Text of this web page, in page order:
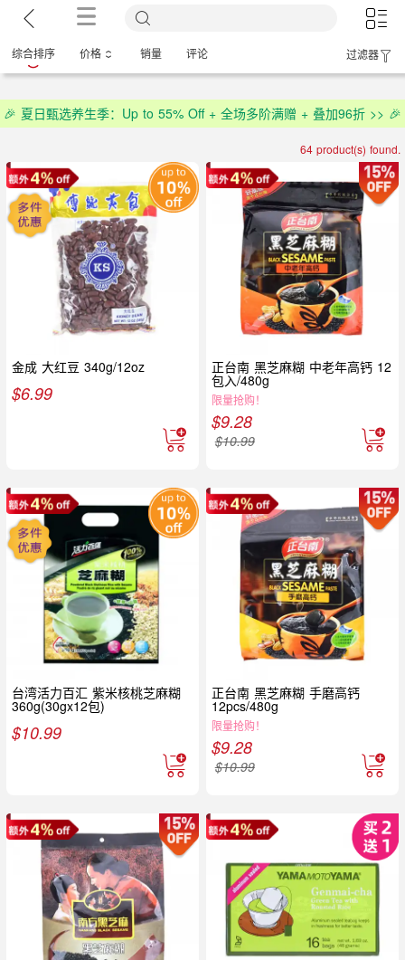
综合排序 价格 销量 评论 过滤器
🎉 夏日甄选养生季：Up to 55% Off + 全场多阶满赠 + 叠加96折 >> 🎉
64 product(s) found.
金成 大红豆 340g/12oz
$6.99
正台南 黑芝麻糊 中老年高钙 12
包入/480g
限量抢购！
$9.28
$10.99
台湾活力百汇 紫米核桃芝麻糊
360g(30gx12包)
$10.99
正台南 黑芝麻糊 手磨高钙
12pcs/480g
限量抢购！
$9.28
$10.99